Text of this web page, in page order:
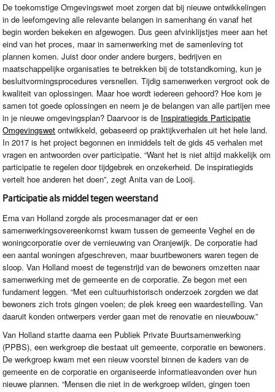
De toekomstige Omgevingswet moet zorgen dat bij nieuwe ontwikkelingen
in de leefomgeving alle relevante belangen in samenhang én vanaf het
begin worden bekeken en afgewogen. Dus geen afvinklijstjes meer aan het
eind van het proces, maar in samenwerking met de samenleving tot
plannen komen. Juist door onder andere burgers, bedrijven en
maatschappelijke organisaties te betrekken bij de totstandkoming, kun je
besluitvormingsprocedures versnellen. Tijdig samenwerken vergroot ook de
kwaliteit van oplossingen. Maar hoe wordt iedereen gehoord? Hoe kom je
samen tot goede oplossingen en neem je de belangen van alle partijen mee
in je nieuwe omgevingsplan? Daarvoor is de Inspiratiegids Participatie
Omgevingswet ontwikkeld, gebaseerd op praktijkverhalen uit het hele land.
In 2017 is het project begonnen en inmiddels telt de gids 45 verhalen met
vragen en antwoorden over participatie. “Want het is niet altijd makkelijk om
participatie te regelen door tijdgebrek en onzekerheid. De inspiratiegids
vertelt hoe anderen het doen”, zegt Anita van de Looij.
Participatie als middel tegen weerstand
Erna van Holland zorgde als procesmanager dat er een
samenwerkingsovereenkomst kwam tussen de gemeente Veghel en de
woningcorporatie over de vernieuwing van Oranjewijk. De corporatie had
een aantal woningen afgeschreven, maar buurtbewoners waren tegen de
sloop. Van Holland moest de tegenstrijd van de bewoners omzetten naar
samenwerking met de gemeente en de corporatie. Ze begon met een
fundament leggen. “Met een cultuurhistorisch onderzoek zorgden we dat
bewoners zich trots gingen voelen; de plek kreeg een waardestelling. Van
daaruit konden ontwerpers verder gaan met de renovatie en nieuwbouw.”
Van Holland startte daarna een Publiek Private Buurtsamenwerking
(PPBS), een werkgroep die bestaat uit gemeente, corporatie en bewoners.
De werkgroep kwam met een nieuw voorstel binnen de kaders van de
gemeente en de corporatie en organiseerde informatieavonden over hun
nieuwe plannen. “Mensen die niet in de werkgroep wilden, gingen toen